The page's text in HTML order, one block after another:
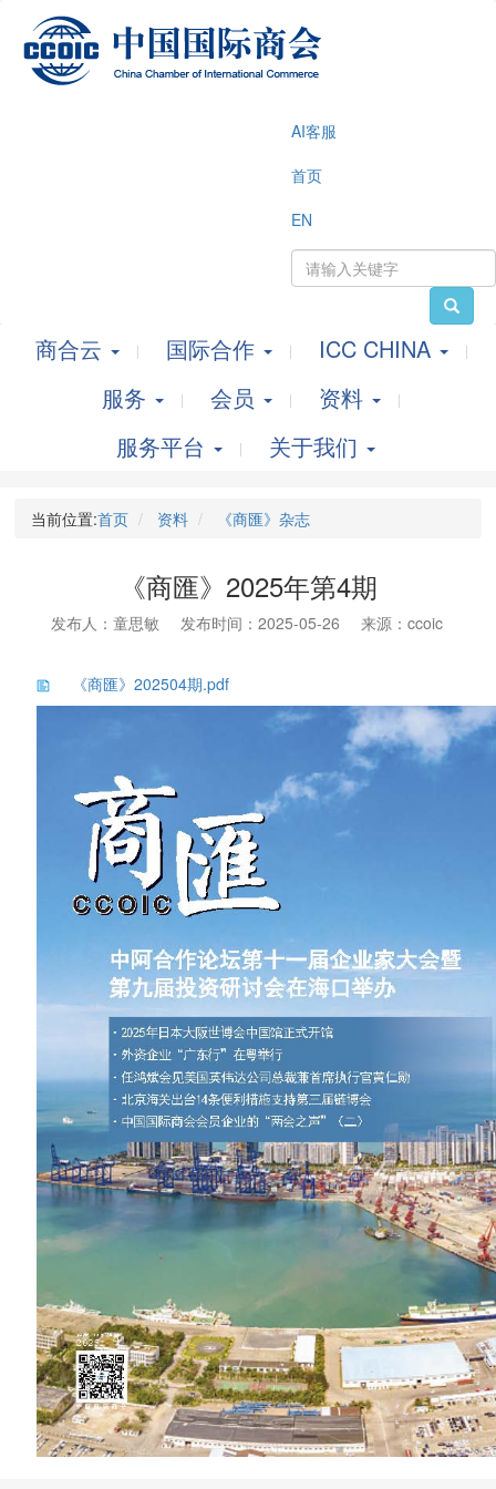
AI客服
首页
EN
商合云 国际合作
ICC CHINA
服务
会员
资料
服务平台
关于我们
当前位置:首页 资料 《商匯》杂志
《商匯》2025年第4期
发布人：童思敏 发布时间：2025-05-26 来源：ccoic
《商匯》202504期.pdf